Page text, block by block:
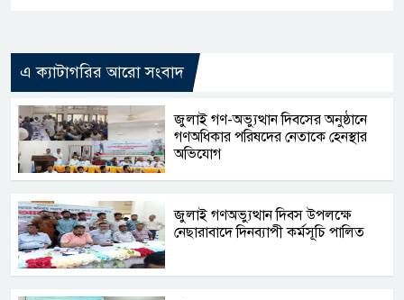
এ ক্যাটাগরির আরো সংবাদ
জুলাই গণ-অভ্যুত্থান দিবসের অনুষ্ঠানে
গণঅধিকার পরিষদের নেতাকে হেনস্থার
অভিযোগ
জুলাই গণঅভ্যুত্থান দিবস উপলক্ষে
নেছারাবাদে দিনব্যাপী কর্মসূচি পালিত